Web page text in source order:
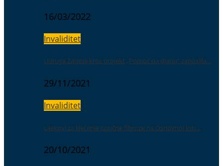
16/03/2022
Invaliditet
Udruga Zamisli kroz projekt „Pomoć na dlanu“ zaposlila…
29/11/2021
Invaliditet
Lijekovi za liječenje cistične fibroze na Osnovnoj listi…
20/10/2021